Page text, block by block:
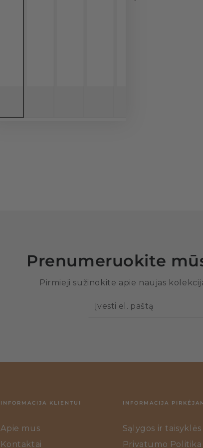
Prenumeruokite
Pirmieji sužinokite apie naujas
Įvesti
el.
INFORMACIJA KLIENTUI
Apie mus
Kontaktai
INFORMACIJA
Sąlygos ir taisyklės
Privatumo Politika